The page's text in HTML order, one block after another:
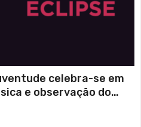
celebra-se em
e observação do